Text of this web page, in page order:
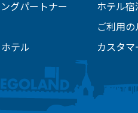
グパートナー
テル
ホテル宿
ご利用
カスタ